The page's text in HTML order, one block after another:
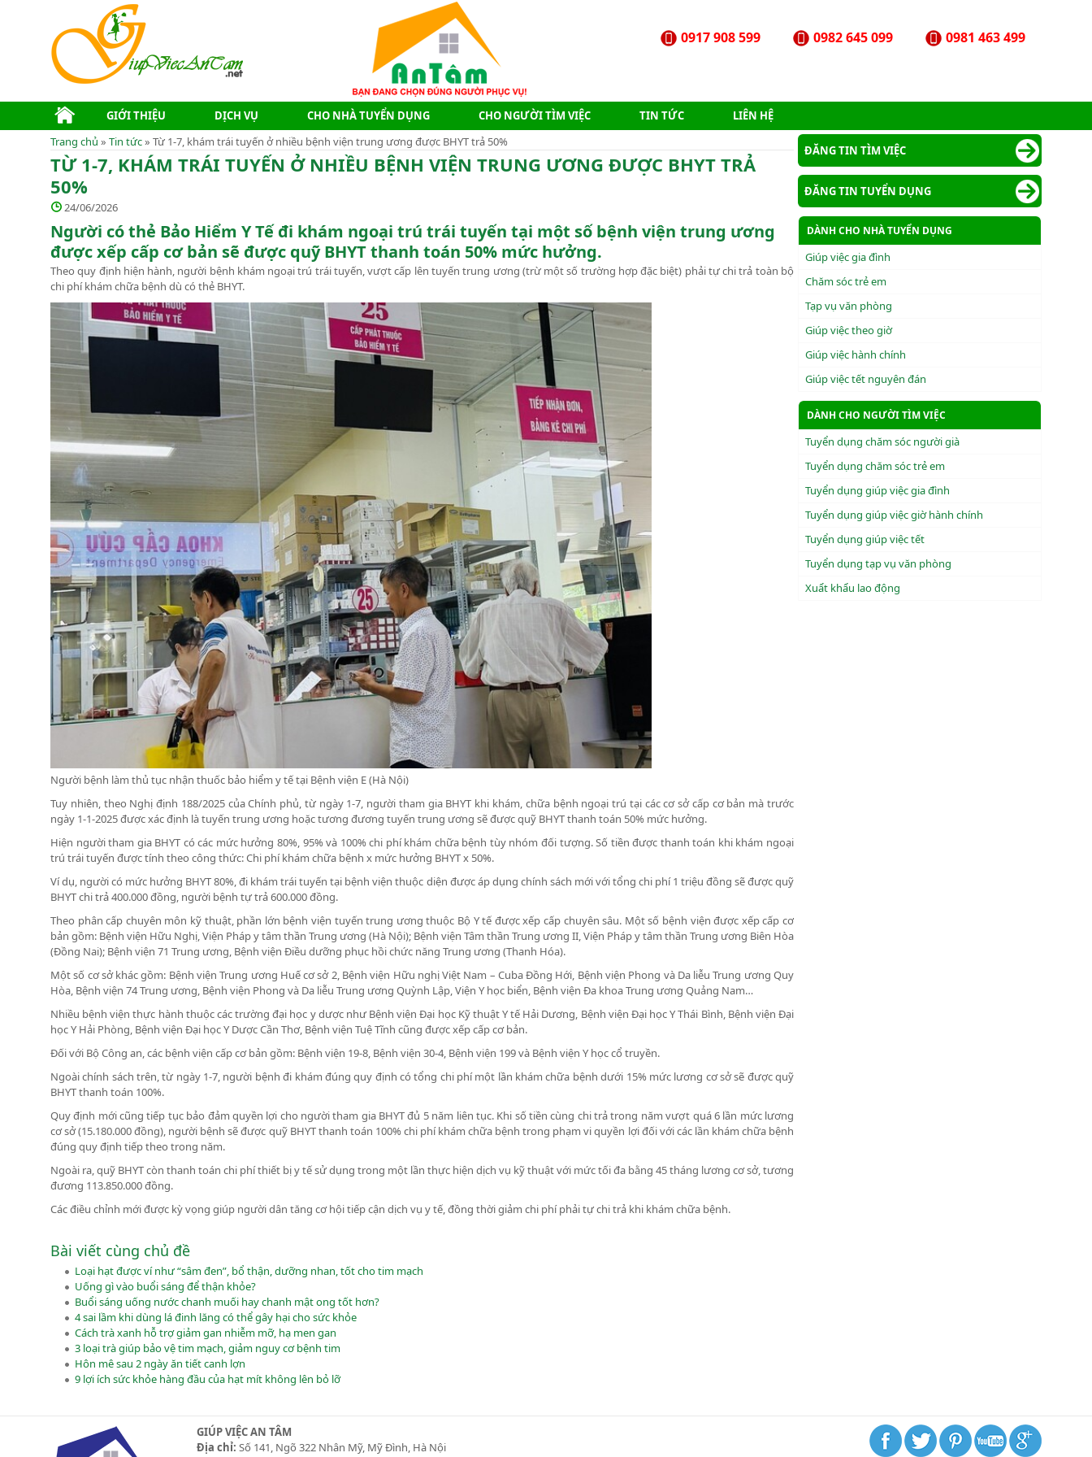
0981 463 499
0982 645 099
0917 908 599
GIỚI THIỆU DỊCH VỤ CHO NHÀ TUYỂN DỤNG CHO NGƯỜI TÌM VIỆC TIN TỨC
LIÊN HỆ
Trang chủ » Tin tức» Từ 1-7, khám trái tuyến ở nhiều bệnh viện trung ương được BHYT trả 50%
TỪ 1-7, KHÁM TRÁI TUYẾN Ở NHIỀU BỆNH VIỆN TRUNG ƯƠNG ĐƯỢC BHYT TRẢ
50%
24/06/2026
Người có thẻ Bảo Hiểm Y Tế đi khám ngoại trú trái tuyến tại một số bệnh viện trung ương
được xếp cấp cơ bản sẽ được quỹ BHYT thanh toán 50% mức hưởng.
Theo quy định hiện hành, người bệnh khám ngoại trú trái tuyến, vượt cấp lên tuyến trung ương (trừ một số trường hợp đặc biệt) phải tự chi trả toàn bộ
chi phí khám chữa bệnh dù có thẻ BHYT.
Người bệnh làm thủ tục nhận thuốc bảo hiểm y tế tại Bệnh viện E (Hà Nội)
Tuy nhiên, theo Nghị định 188/2025 của Chính phủ, từ ngày 1-7, người tham gia BHYT khi khám, chữa bệnh ngoại trú tại các cơ sở cấp cơ bản mà trước
ngày 1-1-2025 được xác định là tuyến trung ương hoặc tương đương tuyến trung ương sẽ được quỹ BHYT thanh toán 50% mức hưởng.
Hiện người tham gia BHYT có các mức hưởng 80%, 95% và 100% chi phí khám chữa bệnh tùy nhóm đối tượng. Số tiền được thanh toán khi khám ngoại
trú trái tuyến được tính theo công thức: Chi phí khám chữa bệnh x mức hưởng BHYT x 50%.
Ví dụ, người có mức hưởng BHYT 80%, đi khám trái tuyến tại bệnh viện thuộc diện được áp dụng chính sách mới với tổng chi phí 1 triệu đồng sẽ được quỹ
BHYT chi trả 400.000 đồng, người bệnh tự trả 600.000 đồng.
Theo phân cấp chuyên môn kỹ thuật, phần lớn bệnh viện tuyến trung ương thuộc Bộ Y tế được xếp cấp chuyên sâu. Một số bệnh viện được xếp cấp cơ
bản gồm: Bệnh viện Hữu Nghị, Viện Pháp y tâm thần Trung ương (Hà Nội); Bệnh viện Tâm thần Trung ương II, Viện Pháp y tâm thần Trung ương Biên Hòa
(Đồng Nai); Bệnh viện 71 Trung ương, Bệnh viện Điều dưỡng phục hồi chức năng Trung ương (Thanh Hóa).
Một số cơ sở khác gồm: Bệnh viện Trung ương Huế cơ sở 2, Bệnh viện Hữu nghị Việt Nam – Cuba Đồng Hới, Bệnh viện Phong và Da liễu Trung ương Quy
Hòa, Bệnh viện 74 Trung ương, Bệnh viện Phong và Da liễu Trung ương Quỳnh Lập, Viện Y học biển, Bệnh viện Đa khoa Trung ương Quảng Nam…
Nhiều bệnh viện thực hành thuộc các trường đại học y dược như Bệnh viện Đại học Kỹ thuật Y tế Hải Dương, Bệnh viện Đại học Y Thái Bình, Bệnh viện Đại
học Y Hải Phòng, Bệnh viện Đại học Y Dược Cần Thơ, Bệnh viện Tuệ Tĩnh cũng được xếp cấp cơ bản.
Đối với Bộ Công an, các bệnh viện cấp cơ bản gồm: Bệnh viện 19-8, Bệnh viện 30-4, Bệnh viện 199 và Bệnh viện Y học cổ truyền.
Ngoài chính sách trên, từ ngày 1-7, người bệnh đi khám đúng quy định có tổng chi phí một lần khám chữa bệnh dưới 15% mức lương cơ sở sẽ được quỹ
BHYT thanh toán 100%.
Quy định mới cũng tiếp tục bảo đảm quyền lợi cho người tham gia BHYT đủ 5 năm liên tục. Khi số tiền cùng chi trả trong năm vượt quá 6 lần mức lương
cơ sở (15.180.000 đồng), người bệnh sẽ được quỹ BHYT thanh toán 100% chi phí khám chữa bệnh trong phạm vi quyền lợi đối với các lần khám chữa bệnh
đúng quy định tiếp theo trong năm.
Ngoài ra, quỹ BHYT còn thanh toán chi phí thiết bị y tế sử dụng trong một lần thực hiện dịch vụ kỹ thuật với mức tối đa bằng 45 tháng lương cơ sở, tương
đương 113.850.000 đồng.
Các điều chỉnh mới được kỳ vọng giúp người dân tăng cơ hội tiếp cận dịch vụ y tế, đồng thời giảm chi phí phải tự chi trả khi khám chữa bệnh.
Bài viết cùng chủ đề
Loại hạt được ví như “sâm đen”, bổ thận, dưỡng nhan, tốt cho tim mạch
Uống gì vào buổi sáng để thận khỏe?
Buổi sáng uống nước chanh muối hay chanh mật ong tốt hơn?
4 sai lầm khi dùng lá đinh lăng có thể gây hại cho sức khỏe
Cách trà xanh hỗ trợ giảm gan nhiễm mỡ, hạ men gan
3 loại trà giúp bảo vệ tim mạch, giảm nguy cơ bệnh tim
Hôn mê sau 2 ngày ăn tiết canh lợn
9 lợi ích sức khỏe hàng đầu của hạt mít không lên bỏ lỡ
ĐĂNG TIN TÌM VIỆC
ĐĂNG TIN TUYỂN DỤNG
DÀNH CHO NHÀ TUYỂN DỤNG
Giúp việc gia đình
Chăm sóc trẻ em
Tạp vụ văn phòng
Giúp việc theo giờ
Giúp việc hành chính
Giúp việc tết nguyên đán
DÀNH CHO NGƯỜI TÌM VIỆC
Tuyển dụng chăm sóc người già
Tuyển dụng chăm sóc trẻ em
Tuyển dụng giúp việc gia đình
Tuyển dụng giúp việc giờ hành chính
Tuyển dụng giúp việc tết
Tuyển dụng tạp vụ văn phòng
Xuẩt khẩu lao động
GIÚP VIỆC AN TÂM
Địa chỉ: Số 141, Ngõ 322 Nhân Mỹ, Mỹ Đình, Hà Nội